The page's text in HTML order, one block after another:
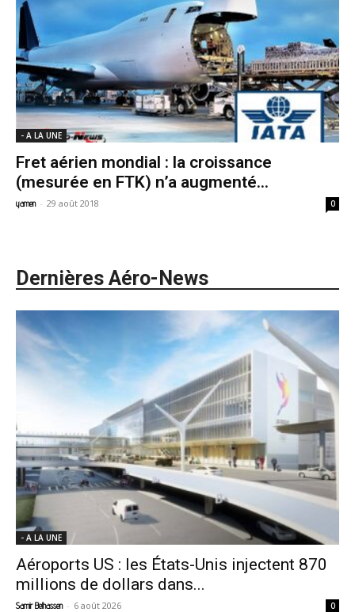
- A LA UNE
Fret aérien mondial : la croissance
(mesurée en FTK) n’a augmenté...
yamen - 29 août 2018 0
Dernières Aéro-News
- A LA UNE
Aéroports US : les États-Unis injectent 870
millions de dollars dans...
Samir Belhassen - 6 août 2026 0